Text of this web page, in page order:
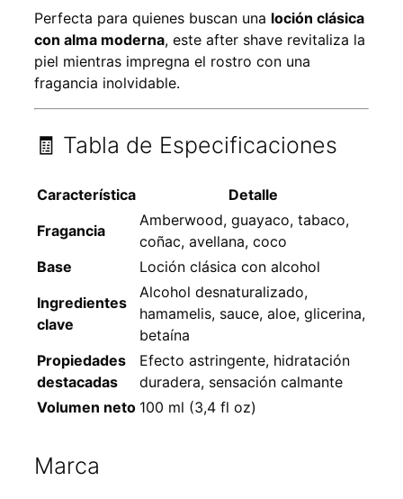
Perfecta para quienes buscan una loción clásica
con alma moderna, este after shave revitaliza la
piel mientras impregna el rostro con una
fragancia inolvidable.
🧾 Tabla de Especificaciones
Característica
Detalle
Fragancia
Amberwood, guayaco, tabaco,
coñac, avellana, coco
Base
Loción clásica con alcohol
Ingredientes
clave
Alcohol desnaturalizado,
hamamelis, sauce, aloe, glicerina,
betaína
Propiedades
destacadas
Efecto astringente, hidratación
duradera, sensación calmante
Volumen neto 100 ml (3,4 fl oz)
Marca